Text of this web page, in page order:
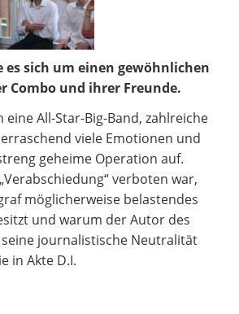
sich um einen gewöhnlichen
Combo und ihrer Freunde.
All-Star-Big-Band, zahlreiche
viele Emotionen und
geheime Operation auf.
verboten war,
möglicherweise belastendes
und warum der Autor des
journalistische Neutralität
in Akte D.I.